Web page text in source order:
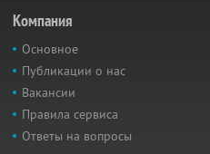
Компания
Основное
Публикации о нас
Вакансии
Правила сервиса
Ответы на вопросы